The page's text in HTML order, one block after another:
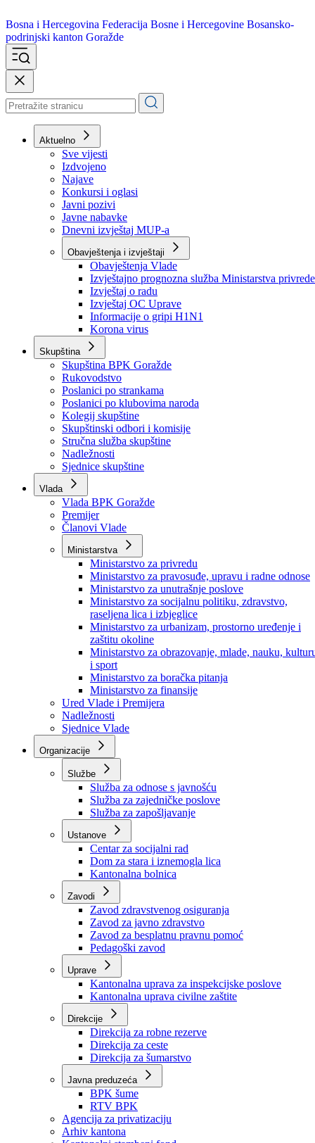
Bosna i Hercegovina
podrinjski kanton Goražde
Aktuelno
Sve vijesti
Izdvojeno
Najave
Konkursi i oglasi
Javni pozivi
Javne nabavke
Dnevni izvještaj MUP-a
Obavještenja i izvještaji
Obavještenja Vlade
Izvještajno prognozna služba Ministarstva privrede
Izvještaj o radu
Izvještaj OC Uprave
Informacije o gripi H1N1
Korona virus
Skupština
Skupština BPK Goražde
Rukovodstvo
Poslanici po strankama
Poslanici po klubovima naroda
Kolegij skupštine
Skupštinski odbori i komisije
Stručna služba skupštine
Nadležnosti
Sjednice skupštine
Vlada
Vlada BPK Goražde
Premijer
Članovi Vlade
Ministarstva
Ministarstvo za privredu
Ministarstvo za pravosuđe, upravu i radne odnose
Ministarstvo za unutrašnje poslove
Ministarstvo za socijalnu politiku, zdravstvo,
raseljena lica i izbjeglice
Ministarstvo za urbanizam, prostorno uređenje i
zaštitu okoline
Ministarstvo za obrazovanje, mlade, nauku,
i sport
Ministarstvo za boračka pitanja
Ministarstvo za finansije
Ured Vlade i Premijera
Nadležnosti
Sjednice Vlade
Organizacije
Službe
Služba za odnose s javnošću
Služba za zajedničke poslove
Služba za zapošljavanje
Ustanove
Centar za socijalni rad
Dom za stara i iznemogla lica
Kantonalna bolnica
Zavodi
Zavod zdravstvenog osiguranja
Zavod za javno zdravstvo
Zavod za besplatnu pravnu pomoć
Pedagoški zavod
Kantonalna uprava za inspekcijske poslove
Kantonalna uprava civilne zaštite
Direkcije
Direkcija za robne rezerve
Direkcija za ceste
Direkcija za šumarstvo
Javna preduzeća
BPK šume